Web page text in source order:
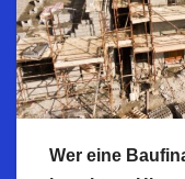
Wer eine